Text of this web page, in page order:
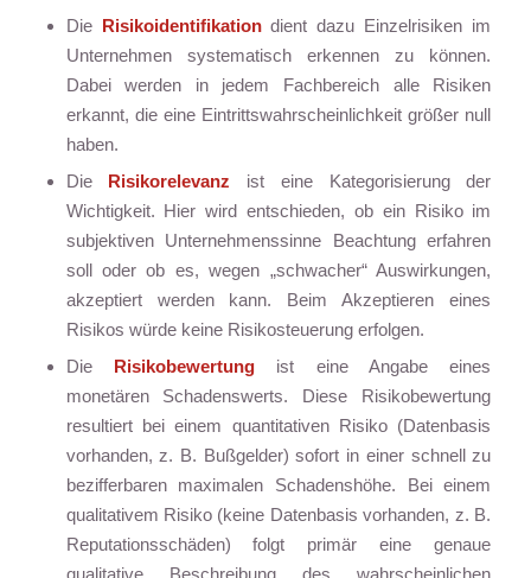
Die Risikoidentifikationdient dazu Einzelrisiken im
Unternehmen systematisch erkennen zu können.
Dabei werden in jedem Fachbereich alle Risiken
erkannt, die eine Eintrittswahrscheinlichkeit größer null
haben.
Die Risikorelevanz ist eine Kategorisierung der
Wichtigkeit. Hier wird entschieden, ob ein Risiko im
subjektiven Unternehmenssinne Beachtung erfahren
soll oder ob es, wegen „schwacher“ Auswirkungen,
akzeptiert werden kann. Beim Akzeptieren eines
Risikos würde keine Risikosteuerung erfolgen.
Die Risikobewertungist eine Angabe eines
monetären Schadenswerts. Diese Risikobewertung
resultiert bei einem quantitativen Risiko (Datenbasis
vorhanden, z. B. Bußgelder) sofort in einer schnell zu
bezifferbaren maximalen Schadenshöhe. Bei einem
qualitativem Risiko (keine Datenbasis vorhanden, z. B.
Reputationsschäden) folgt primär eine genaue
qualitative Beschreibung des wahrscheinlichen